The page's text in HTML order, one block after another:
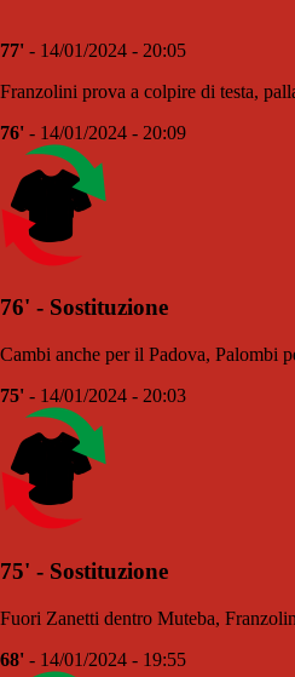
77' - 14/01/2024 - 20:05
Franzolini prova a colpire di testa,
76' - 14/01/2024 - 20:09
76' - Sostituzione
Cambi anche per il Padova, Palombi
75' - 14/01/2024 - 20:03
75' - Sostituzione
Fuori Zanetti dentro Muteba,
68' - 14/01/2024 - 19:55